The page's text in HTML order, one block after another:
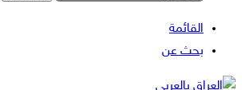
القائمة
بحث عن